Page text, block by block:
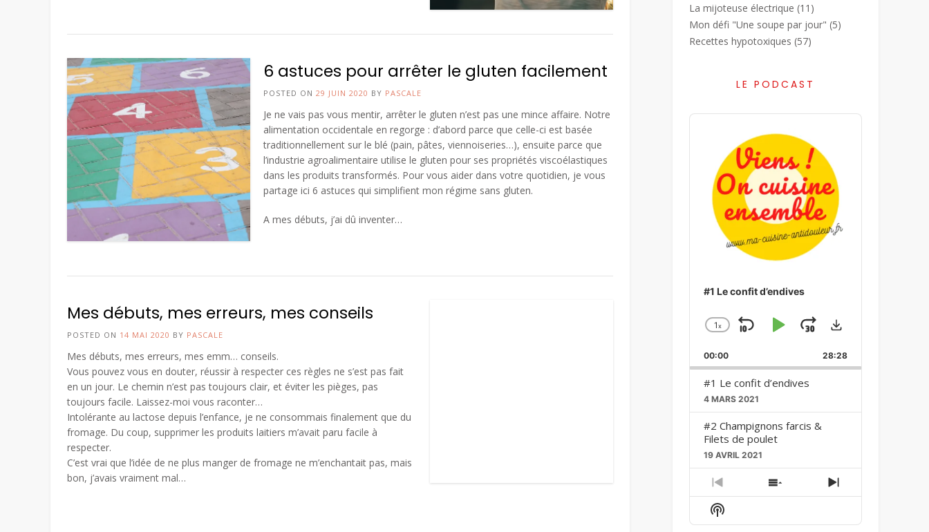
6 astuces pour arrêter le gluten facilement
POSTED ON29 JUIN 2020 BY PASCALE
Je ne vais pas vous mentir, arrêter le gluten n’est pas une mince affaire. Notre
alimentation occidentale en regorge : d’abord parce que celle-ci est basée
traditionnellement sur le blé (pain, pâtes, viennoiseries…), ensuite parce que
l’industrie agroalimentaire utilise le gluten pour ses propriétés viscoélastiques
dans les produits transformés. Pour vous aider dans votre quotidien, je vous
partage ici 6 astuces qui simplifient mon régime sans gluten.
A mes débuts, j’ai dû inventer…
Mes débuts, mes erreurs, mes conseils
POSTED ON 14 MAI 2020 BY PASCALE
Mes débuts, mes erreurs, mes emm… conseils.
Vous pouvez vous en douter, réussir à respecter ces règles ne s’est pas fait
en un jour. Le chemin n’est pas toujours clair, et éviter les pièges, pas
toujours facile. Laissez-moi vous raconter…
Intolérante au lactose depuis l’enfance, je ne consommais finalement que du
fromage. Du coup, supprimer les produits laitiers m’avait paru facile à
respecter.
C’est vrai que l’idée de ne plus manger de fromage ne m’enchantait pas, mais
bon, j’avais vraiment mal…
La mijoteuse électrique (11)
Mon défi "Une soupe par jour" (5)
Recettes hypotoxiques (57)
LE PODCAST
Audio
#1 Le confit d’endives
Change
Rate
1x
Skip
Backward
Play
Pause
Jump
Forward
Download
00:00 28:28
#1 Le confit d’endives
4 MARS 2021
#2 Champignons farcis &
Filets de poulet
19 AVRIL 2021
Previous
Episode
Show
Episodes
Next
Episode
Show
Podcast